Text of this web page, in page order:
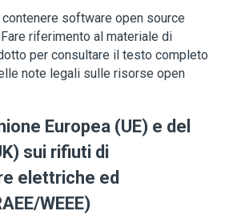
software open source
riferimento al materiale di
per consultare il testo completo
note legali sulle risorse open
Europea (UE) e del
sui rifiuti di
elettriche ed
WEEE)